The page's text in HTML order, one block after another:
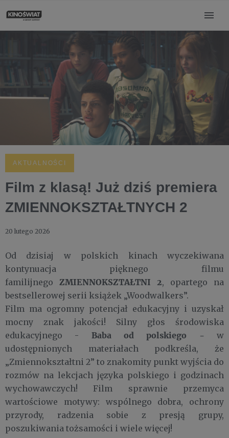
AKTUALNOŚCI
Film z klasą! Już dziś premiera
ZMIENNOKSZTAŁTNYCH 2
20 lutego 2026
Od dzisiaj w polskich kinach wyczekiwana
kontynuacja pięknego filmu
familijnego ZMIENNOKSZTAŁTNI 2, opartego na
bestsellerowej serii książek „Woodwalkers”.
Film ma ogromny potencjał edukacyjny i uzyskał
mocny znak jakości! Silny głos środowiska
edukacyjnego - Baba od polskiego - w
udostępnionych materiałach podkreśla, że
„Zmiennokształtni 2” to znakomity punkt wyjścia do
rozmów na lekcjach języka polskiego i godzinach
wychowawczych! Film sprawnie przemyca
wartościowe motywy: wspólnego dobra, ochrony
przyrody, radzenia sobie z presją grupy,
poszukiwania tożsamości i wiele więcej!